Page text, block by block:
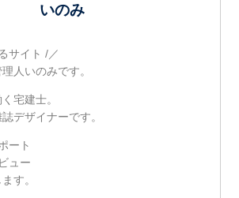
いのみ
サイト /／
人いのみです。
宅建士。
デザイナーです。
ート
ュー
す。